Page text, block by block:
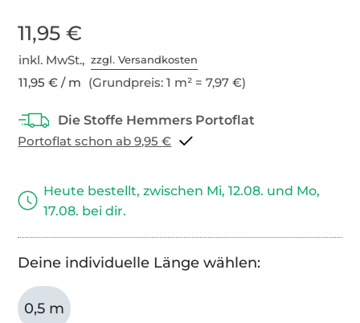
11,95 €
inkl. MwSt.,zzgl. Versandkosten
11,95 € / m (Grundpreis: 1 m² = 7,97 €)
Portoflat schon ab 9,95 €
Heute bestellt, zwischen Mi, 12.08. und Mo,
17.08. bei dir.
Deine individuelle Länge wählen:
0,5 m